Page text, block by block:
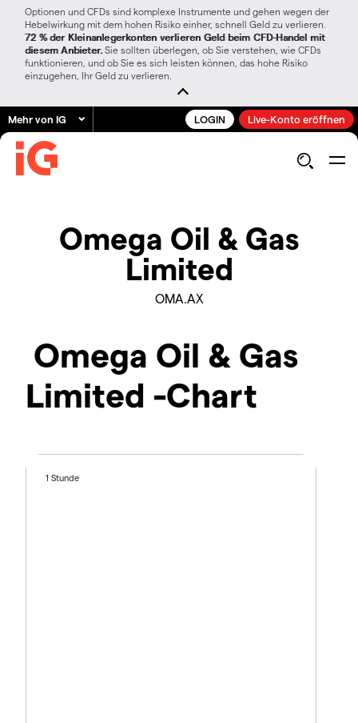
Optionen und CFDs sind komplexe Instrumente und gehen wegen der
Hebelwirkung mit dem hohen Risiko einher, schnell Geld zu verlieren.
72 % der Kleinanlegerkonten verlieren Geld beim CFD-Handel mit
diesem Anbieter. Sie sollten überlegen, ob Sie verstehen, wie CFDs
funktionieren, und ob Sie es sich leisten können, das hohe Risiko
einzugehen, Ihr Geld zu verlieren.
Mehr von IG LOGIN Live-Konto eröffnen
Omega Oil & Gas
Limited
OMA.AX
Omega Oil & Gas
Limited -Chart
1 Stunde